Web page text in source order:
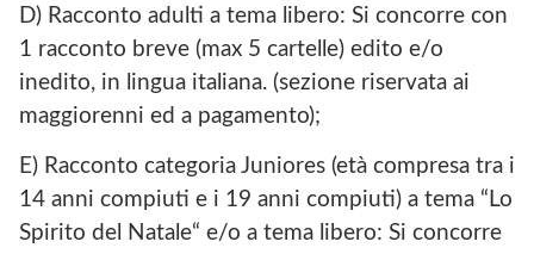
D) Racconto adulti a tema libero: Si concorre con
1 racconto breve (max 5 cartelle) edito e/o
inedito, in lingua italiana. (sezione riservata ai
maggiorenni ed a pagamento);
E) Racconto categoria Juniores (età compresa tra i
14 anni compiuti e i 19 anni compiuti) a tema “Lo
Spirito del Natale“ e/o a tema libero: Si concorre